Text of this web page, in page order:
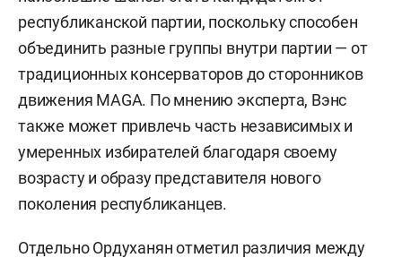
республиканской партии, поскольку способен
объединить разные группы внутри партии — от
традиционных консерваторов до сторонников
движения MAGA. По мнению эксперта, Вэнс
также может привлечь часть независимых и
умеренных избирателей благодаря своему
возрасту и образу представителя нового
поколения республиканцев.
Отдельно Ордуханян отметил различия между